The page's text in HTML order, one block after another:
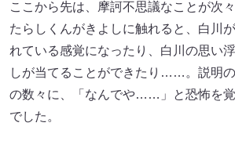
ここから先は、摩訶不思議なことが次
たらしくんがきよしに触れると、白川
れている感覚になったり、白川の思い
しが当てることができたり……。説明
の数々に、「なんでや……」と恐怖を覚
でした。